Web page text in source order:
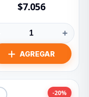
$7.056
+
-20%